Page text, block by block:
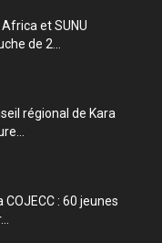
et SUNU
de 2...
régional de Kara
: 60 jeunes